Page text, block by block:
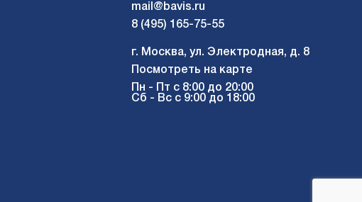
mail@bavis.ru
8 (495) 165-75-55
г. Москва, ул. Электродная, д. 8
Посмотреть на карте
Пн - Пт с 8:00 до 20:00
Сб - Вс с 9:00 до 18:00